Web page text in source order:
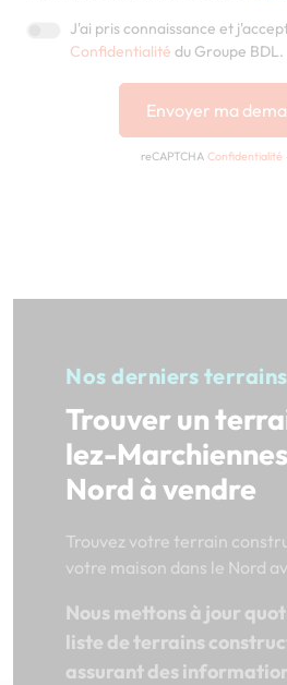
J'ai pris connaissance et
Confidentialité du Groupe BDL.
Envoyer ma
reCAPTCHA Confidentialité
Nos derniers terrains
Trouver un
lez-
Nord à vendre
Trouvez votre terrain
votre maison dans le Nord
Nous mettons à jour
liste de terrains
assurant des